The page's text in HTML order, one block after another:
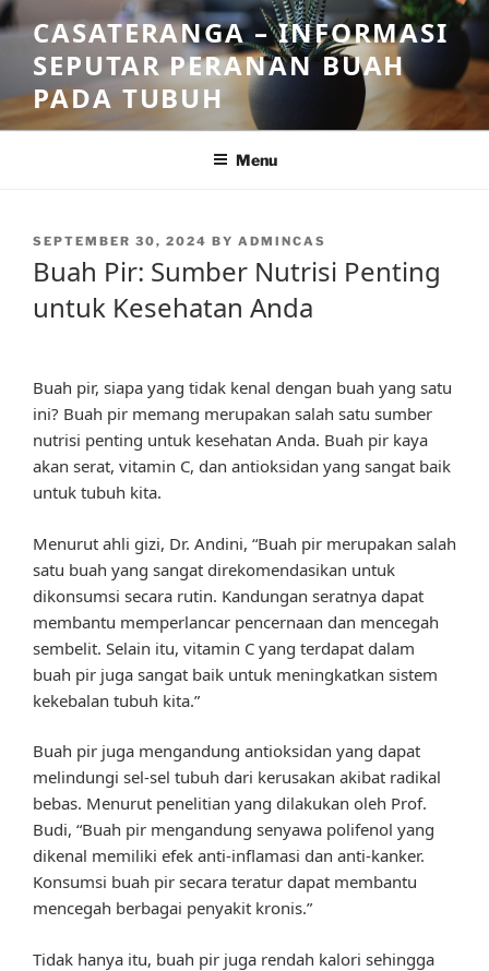
Skip
to
content
CASATERANGA – INFORMASI
SEPUTAR PERANAN BUAH
PADA TUBUH
Menu
POSTED
SEPTEMBER 30, 2024 BY ADMINCAS
Buah Pir: Sumber Nutrisi Penting
untuk Kesehatan Anda
Buah pir, siapa yang tidak kenal dengan buah yang satu
ini? Buah pir memang merupakan salah satu sumber
nutrisi penting untuk kesehatan Anda. Buah pir kaya
akan serat, vitamin C, dan antioksidan yang sangat baik
untuk tubuh kita.
Menurut ahli gizi, Dr. Andini, “Buah pir merupakan salah
satu buah yang sangat direkomendasikan untuk
dikonsumsi secara rutin. Kandungan seratnya dapat
membantu memperlancar pencernaan dan mencegah
sembelit. Selain itu, vitamin C yang terdapat dalam
buah pir juga sangat baik untuk meningkatkan sistem
kekebalan tubuh kita.”
Buah pir juga mengandung antioksidan yang dapat
melindungi sel-sel tubuh dari kerusakan akibat radikal
bebas. Menurut penelitian yang dilakukan oleh Prof.
Budi, “Buah pir mengandung senyawa polifenol yang
dikenal memiliki efek anti-inflamasi dan anti-kanker.
Konsumsi buah pir secara teratur dapat membantu
mencegah berbagai penyakit kronis.”
Tidak hanya itu, buah pir juga rendah kalori sehingga